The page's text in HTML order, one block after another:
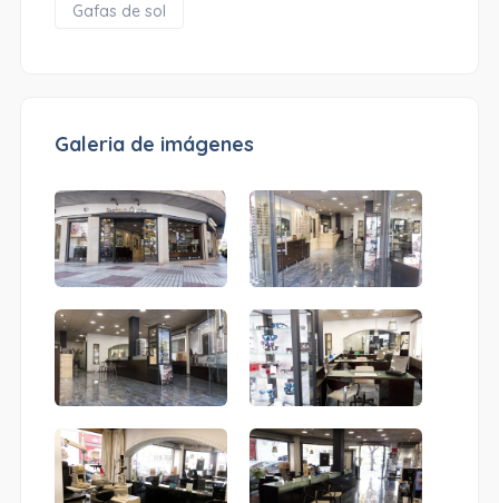
Gafas de sol
Galeria de imágenes